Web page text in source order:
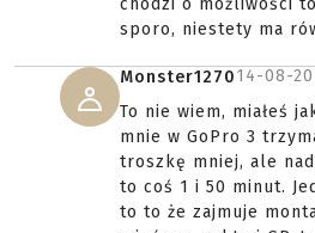
chodzi o możliwości
sporo, niestety ma
Monster127014-08-
To nie wiem, miałeś
mnie w GoPro 3
troszkę mniej, ale
to coś 1 i 50 minut.
to to że zajmuje